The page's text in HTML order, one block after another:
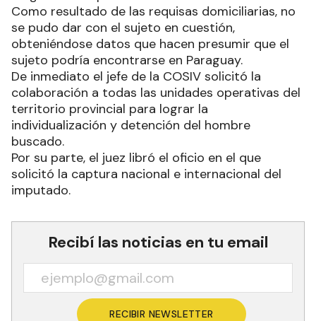
Como resultado de las requisas domiciliarias, no
se pudo dar con el sujeto en cuestión,
obteniéndose datos que hacen presumir que el
sujeto podría encontrarse en Paraguay.
De inmediato el jefe de la COSIV solicitó la
colaboración a todas las unidades operativas del
territorio provincial para lograr la
individualización y detención del hombre
buscado.
Por su parte, el juez libró el oficio en el que
solicitó la captura nacional e internacional del
imputado.
Recibí las noticias en tu email
RECIBIR NEWSLETTER